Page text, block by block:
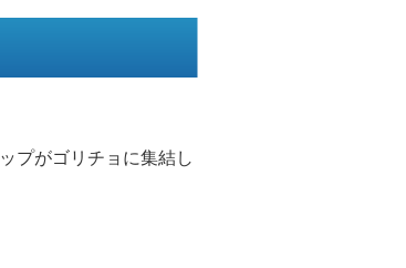
プがゴリチョに集結し